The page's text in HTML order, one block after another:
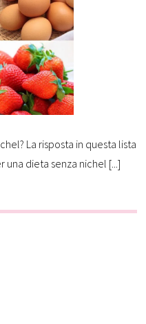
La risposta in questa lista
dieta senza nichel [...]